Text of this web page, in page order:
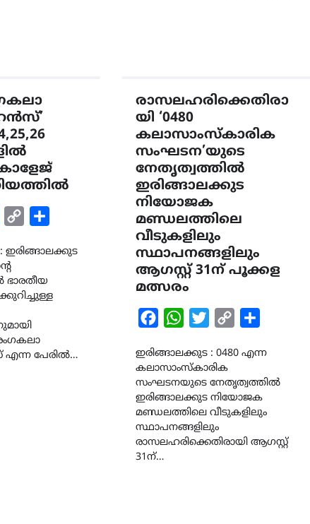
TwitterCopy
ഇരിങ്ങാലക്കുട
ഭാരതീയ
പേരിൽ…
രാസലഹരിക്കെതിരാ
യി ‘0480
കലാസാംസ്കാരിക
സംഘടന’യുടെ
നേതൃത്വത്തിൽ
ഇരിങ്ങാലക്കുട
നിയോജക
മണ്ഡലത്തിലെ
വീടുകളിലും
സ്ഥാപനങ്ങളിലും
ആഗസ്റ്റ് 31ന് പൂക്കള
മത്സരം
FacebookWhatsAppTwitterCopy
ഇരിങ്ങാലക്കുട : 0480 എന്ന
കലാസാംസ്കാരിക
സംഘടനയുടെ നേതൃത്വത്തിൽ
ഇരിങ്ങാലക്കുട നിയോജക
മണ്ഡലത്തിലെ വീടുകളിലും
സ്ഥാപനങ്ങളിലും
രാസലഹരിക്കെതിരായി ആഗസ്റ്റ്
31ന്…
LATEST
ശക്തമായ കാറ്റിന് സാധ്യത –
ആഗസ്റ്റ് 12 വരെ മഴ തുടരും,
തൃശൂർ ജില്ലയിൽ മഞ്ഞ
അലർട്ട്
August 8, 2026